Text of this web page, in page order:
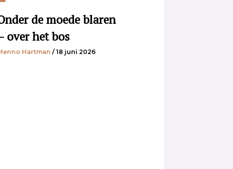
de moede blaren
over het bos
Hartman / 18 juni 2026